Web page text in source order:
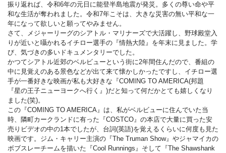
振り返れば、令和6年の元日に能登半島地震が発災。多くの尊い命や平
和な生活が奪われました。令和7年こそは、大きな災害の無い平和な一
年になって欲しいと願ってやみません。
さて、メジャーリーグのシアトル・マリナーズで大活躍し、野球殿堂入
りが近いと囁かれるイチロー選手の『情熱大陸』を年末に見ました。学
び、気づきの多いドキュメンタリーでした。
かつてシアトル近郊のベルビューという街に2年間住んだので、番組の
中に見覚えのある景色などが出て来て懐かしかったですし、イチロー選
手が一番好きな映画が私も大好きな『COMING TO AMERICA(邦題
『星の王子ニューヨークへ行く』)だと知って何だかとても嬉しくなり
ました(笑)。
この『COMING TO AMERICA』は、私がベルビューに住んでいた当
時、隣町カークランドに有った『COSTCO』の本店で大量に買った安
売りビデオの中の1本でしたが、台詞(英語)を覚えるくらいに何度も見た
映画です。ジム・キャリー主演の『The Truman Show』やジャマイカの
ボブスレーチームを描いた『Cool Runnings』そして『The Shawshank